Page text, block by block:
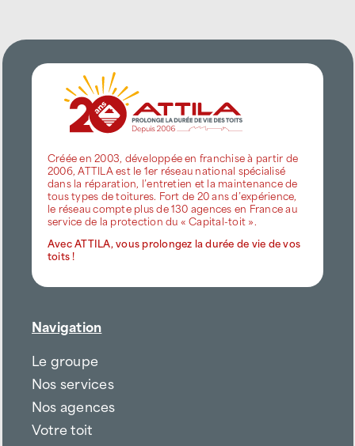
Créée en 2003, développée en franchise à partir de
2006, ATTILA est le 1er réseau national spécialisé
dans la réparation, l’entretien et la maintenance de
tous types de toitures. Fort de 20 ans d’expérience,
le réseau compte plus de 130 agences en France au
service de la protection du « Capital-toit ».
Avec ATTILA, vous prolongez la durée de vie de vos
toits !
Navigation
Le groupe
Nos services
Nos agences
Votre toit